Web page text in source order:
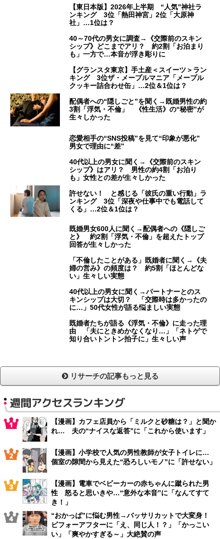
【東日本版】2026年上半期 “人気”神社ラ
ンキング 3位「熱田神宮」2位「大原神
社」…1位は？
40～70代の男女に調査→《交際前のスキン
シップ》どこまでアリ？ 約2割「お泊まり
も」一方で…本音が浮き彫りに
【グランスタ東京】手土産＜スイーツ＞ラン
キング 3位ザ・メープルマニア「メープル
クッキー詰合わせ缶」…2位＆1位は？
配偶者への“隠しごと”を聞く→既婚男性の約
3割「浮気・不倫」 《性生活》の“秘密”が
生々しかった
恋愛相手の“SNS投稿”を見て“印象が悪化”
男女で理由に“差”
40代以上の男女に聞く→《交際前のスキン
シップ》はアリ？ 男性の約4割「お泊り
も」女性との差が生々しかった
許せない！ と感じる「彼氏の重い行動」ラ
ンキング 3位「深夜や仕事中でも電話して
くる」…2位＆1位は？
既婚男女600人に聞く→配偶者への《隠しご
と》 約2割「浮気・不倫」を超えたトップ
回答が生々しかった
「不倫したことがある」既婚者に聞く→《夫
婦の営み》の頻度は？ 約5割「ほとんどな
い」生々しい実態
40代以上の男女に聞く→パートナーとのス
キンシップは大切？ 「交際時は多かったの
に…」50代女性が語る悩ましい実態
既婚者たちが語る《浮気・不倫》に走った理
由 「夫にときめかなくなり…」「ネトゲで
知り合いトントン拍子に」生々しい声
リサーチの記事もっと見る
週間アクセスランキング
【漫画】カフェ店員から「ミルクと砂糖は？」と聞か
れ… 夫の“ナイスな返答”に「これから使います」
【漫画】小学校で人気の男性教師が女子トイレに…
個室の隙間から見えた“恐ろしいモノ”に「許せない」
【漫画】電車でベビーカーの赤ちゃんに蹴られた男
性 怒ると思いきや…“意外な本音”に「なんてすて
き！」
“おかっぱ”に悩む男性→バッサリカットで大変身！
ビフォーアフターに「え、同じ人！？」「かっこい
い」「爽やかすぎる～」大絶賛の声